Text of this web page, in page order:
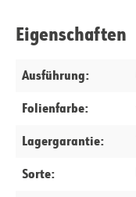
Eigenschaften
Ausführung:
Folienfarbe:
Lagergarantie:
Sorte: